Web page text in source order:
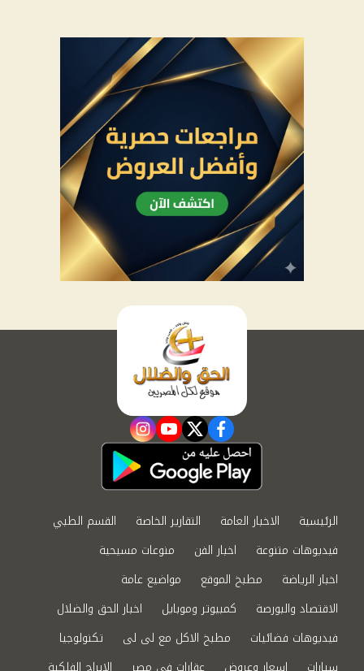
facebook
twitter
youtube
instagram
الرئيسية الاخبار العامة التقارير الخاصة
القسم الطبي
فيديوهات متنوعة
اخبار الفن
منوعات مسيحية
اخبار الرياضة
مطبخ الموقع
مواضيع عامة
الاقتصاد والبورصة
كمبيوتر وموبايل
اخبار الحق والضلال
فيديوهات فضائيات
مطبخ الاكل مع لى لى
تكنولوجيا